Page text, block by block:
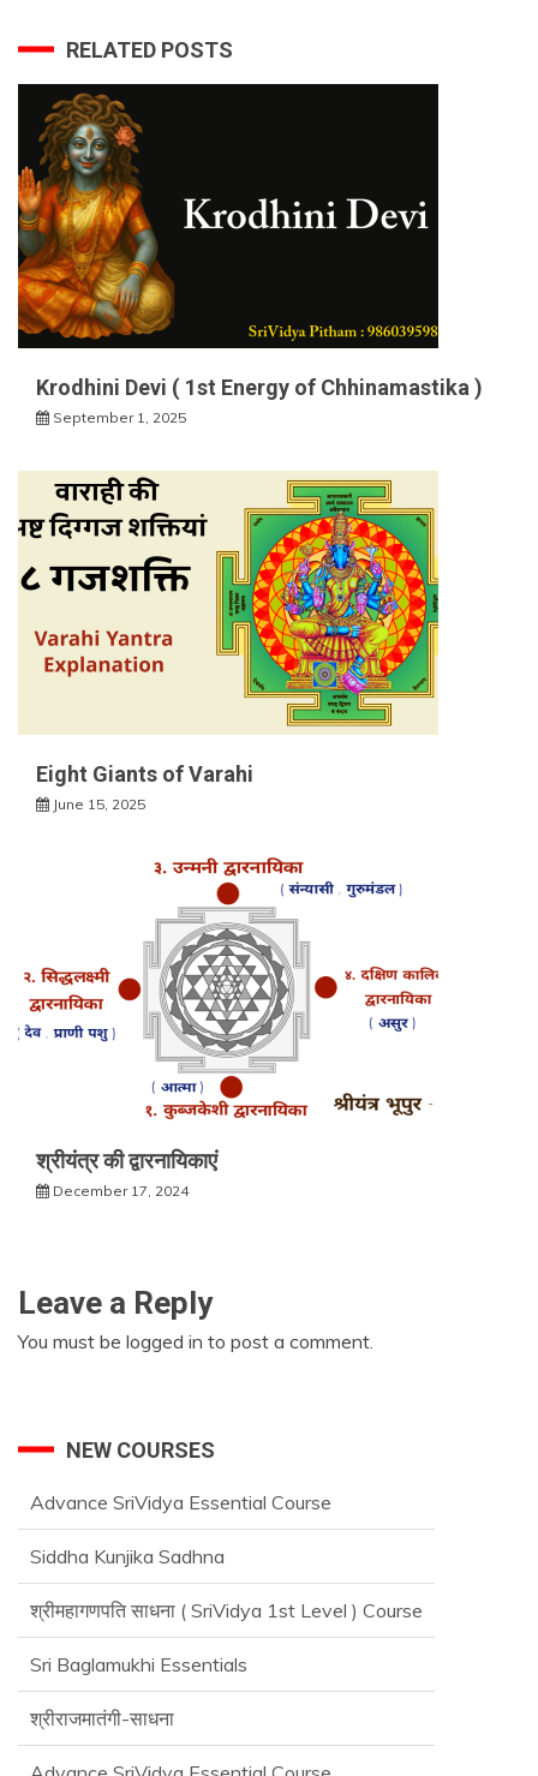
RELATED POSTS
Krodhini Devi ( 1st Energy of Chhinamastika )
September 1, 2025
Eight Giants of Varahi
June 15, 2025
श्रीयंत्र की द्वारनायिकाएं
December 17, 2024
Leave a Reply
You must be logged in to post a comment.
NEW COURSES
Siddha Kunjika Sadhna
श्रीमहागणपति साधना ( SriVidya 1st Level ) Course
Sri Baglamukhi Essentials
श्रीराजमातंगी-साधना
Advance SriVidya Essential Course